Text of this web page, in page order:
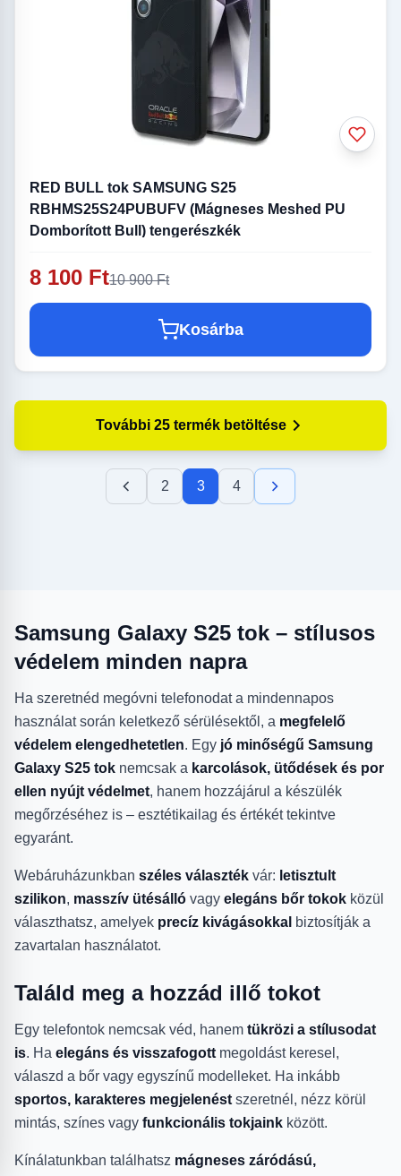
RED BULL tok SAMSUNG S25
RBHMS25S24PUBUFV (Mágneses Meshed PU
Domborított Bull) tengerészkék
8 100 Ft10 900 Ft
Kosárba
További 25 termék betöltése
2 3 4
Samsung Galaxy S25 tok – stílusos
védelem minden napra
Ha szeretnéd megóvni telefonodat a mindennapos
használat során keletkező sérülésektől, a megfelelő
védelem elengedhetetlen. Egy jó minőségű Samsung
Galaxy S25 tok nemcsak a karcolások, ütődések és por
ellen nyújt védelmet, hanem hozzájárul a készülék
megőrzéséhez is – esztétikailag és értékét tekintve
egyaránt.
Webáruházunkban széles választék vár: letisztult
szilikon, masszív ütésálló vagy elegáns bőr tokok közül
választhatsz, amelyek precíz kivágásokkal biztosítják a
zavartalan használatot.
Találd meg a hozzád illő tokot
Egy telefontok nemcsak véd, hanem tükrözi a stílusodat
is. Ha elegáns és visszafogott megoldást keresel,
válaszd a bőr vagy egyszínű modelleket. Ha inkább
sportos, karakteres megjelenést szeretnél, nézz körül
mintás, színes vagy funkcionális tokjaink között.
Kínálatunkban találhatsz mágneses záródású,